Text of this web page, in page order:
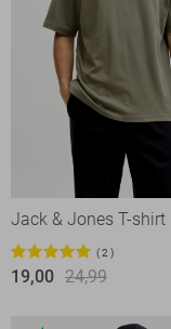
Jack & Jones T-shirt
2
19,00 24,99